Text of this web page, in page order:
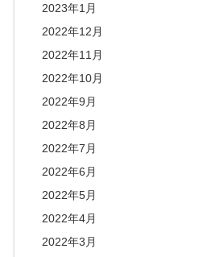
2023年1月
2022年12月
2022年11月
2022年10月
2022年9月
2022年8月
2022年7月
2022年6月
2022年5月
2022年4月
2022年3月